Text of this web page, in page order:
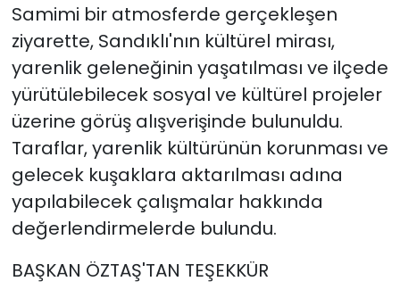
Samimi bir atmosferde gerçekleşen
ziyarette, Sandıklı'nın kültürel mirası,
yarenlik geleneğinin yaşatılması ve ilçede
yürütülebilecek sosyal ve kültürel projeler
üzerine görüş alışverişinde bulunuldu.
Taraflar, yarenlik kültürünün korunması ve
gelecek kuşaklara aktarılması adına
yapılabilecek çalışmalar hakkında
değerlendirmelerde bulundu.
BAŞKAN ÖZTAŞ'TAN TEŞEKKÜR